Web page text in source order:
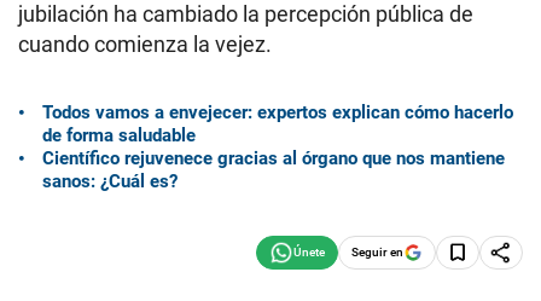
jubilación ha cambiado la percepción pública de
cuando comienza la vejez.
Todos vamos a envejecer: expertos explican cómo hacerlo
de forma saludable
Científico rejuvenece gracias al órgano que nos mantiene
sanos: ¿Cuál es?
Seguir en